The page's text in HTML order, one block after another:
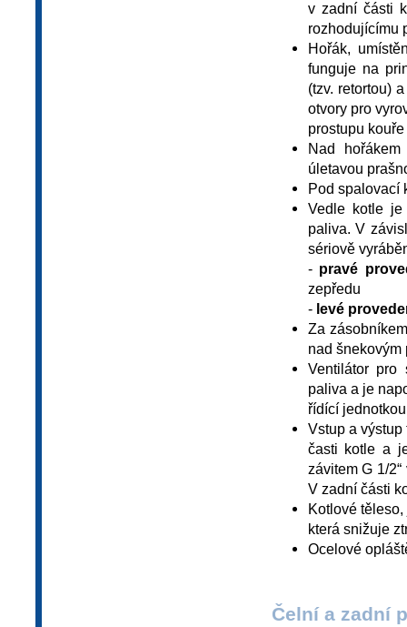
v zadní části
rozhodujícímu
Hořák,
funguje na
(tzv. retortou)
otvory pro
prostupu
Nad
úletavou
Pod spalovací
Vedle kotle je
paliva. V
sériově
- pravé
zepředu
-levé
Za
nad šnekovým
Ventilátor pro
paliva a je
řídící
Vstup a
časti kotle a
závitem G 1/
V zadní části
Kotlové
která snižuje
Ocelové
Čelní a zadní